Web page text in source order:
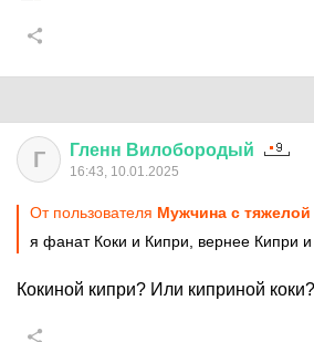
Г Гленн Вилобородый
16:43, 10.01.2025
От пользователя Мужчина с
я фанат Коки и Кипри, вернее Кипри и
Кокиной кипри? Или киприной коки?